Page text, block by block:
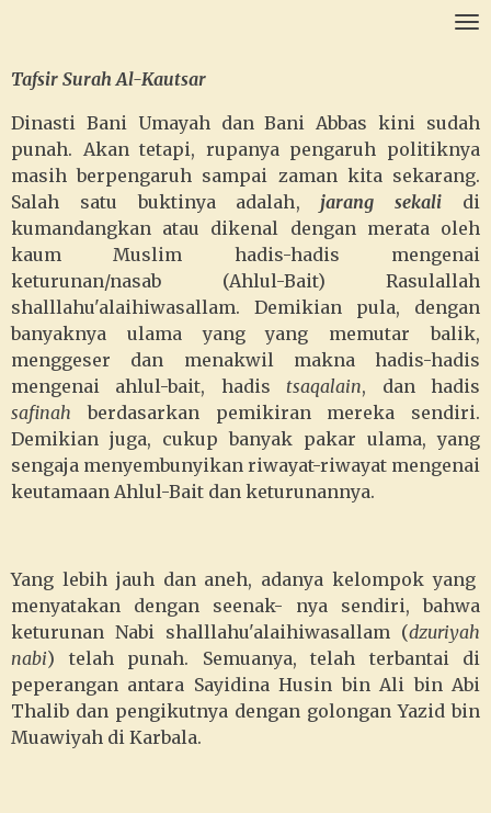
naar
hoofdinhoud
Tafsir Surah Al-Kautsar
Dinasti Bani Umayah dan Bani Abbas kini sudah
punah. Akan tetapi, rupanya pengaruh politiknya
masih berpengaruh sampai zaman kita sekarang.
Salah satu buktinya adalah, jarang sekali di
kumandangkan atau dikenal dengan merata oleh
kaum Muslim hadis-hadis mengenai
keturunan/nasab (Ahlul-Bait) Rasulallah
shalllahu'alaihiwasallam. Demikian pula, dengan
banyaknya ulama yang yang memutar balik,
menggeser dan menakwil makna hadis-hadis
mengenai ahlul-bait, hadis tsaqalain, dan hadis
safinah berdasarkan pemikiran mereka sendiri.
Demikian juga, cukup banyak pakar ulama, yang
sengaja menyembunyikan riwayat-riwayat mengenai
keutamaan Ahlul-Bait dan keturunannya.
Yang lebih jauh dan aneh, adanya kelompok yang
menyatakan dengan seenak- nya sendiri, bahwa
keturunan Nabi shalllahu'alaihiwasallam (dzuriyah
nabi) telah punah. Semuanya, telah terbantai di
peperangan antara Sayidina Husin bin Ali bin Abi
Thalib dan pengikutnya dengan golongan Yazid bin
Muawiyah di Karbala.